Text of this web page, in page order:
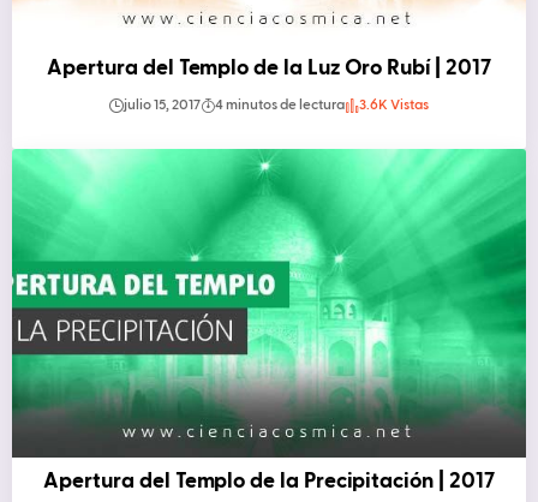
Apertura del Templo de la Luz Oro Rubí | 2017
julio 15, 2017 4 minutos de lectura 3.6K Vistas
Apertura del Templo de la Precipitación | 2017